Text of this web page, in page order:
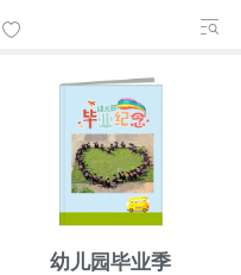
幼儿园毕业季